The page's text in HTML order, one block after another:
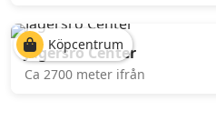
Köpcentrum
Jägersro Center
Ca 2700 meter ifrån